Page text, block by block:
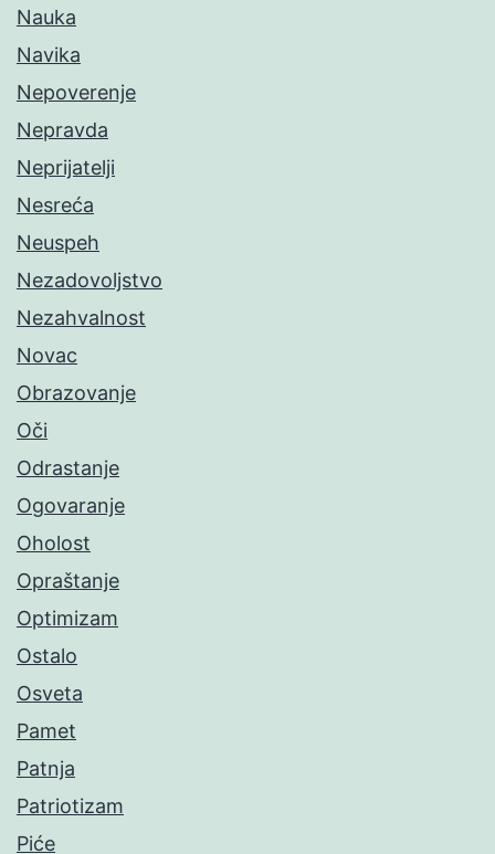
Nauka
Navika
Nepoverenje
Nepravda
Neprijatelji
Nesreća
Neuspeh
Nezadovoljstvo
Nezahvalnost
Novac
Obrazovanje
Oči
Odrastanje
Ogovaranje
Oholost
Opraštanje
Optimizam
Ostalo
Osveta
Pamet
Patnja
Patriotizam
Piće